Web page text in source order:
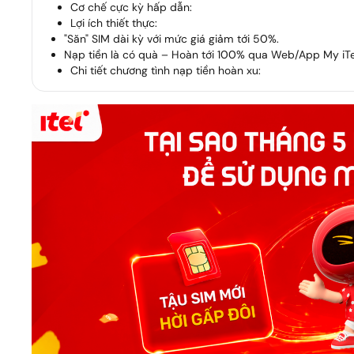
Mua số cố định
Đầu số cố định 777, đầu số 1900, tổng đài
Cơ chế cực kỳ hấp dẫn:
Lợi ích thiết thực:
"Săn" SIM dài kỳ với mức giá giảm tới 50%.
Nạp tiền là có quà – Hoàn tới 100% qua Web/App My
Chi tiết chương tình nạp tiền hoàn xu: